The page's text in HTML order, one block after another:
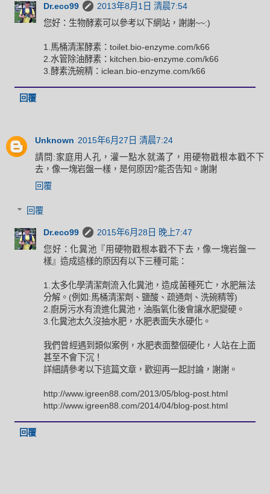
Dr.eco99
2013年8月1日 清晨7:54
您好：生物酵素可以參考以下網站，謝謝~~:)
1.馬桶清潔酵素：toilet.bio-enzyme.com/k66
2.水管除油酵素：kitchen.bio-enzyme.com/k66
3.酵素洗碗精：iclean.bio-enzyme.com/k66
回覆
Unknown 2015年6月27日 清晨7:24
請問:家庭用人孔，灌一點水就滿了，用硬物戳根本戳不下
去，像一塊岩盤一樣，是何原因?能否告知。謝謝
回覆
回覆
Dr.eco99
2015年6月28日 晚上7:47
您好：化糞池『用硬物戳根本戳不下去，像一塊岩盤一
樣』造成這樣的原因有以下三種可能：
1.太多化學清潔劑流入化糞池，造成菌種死亡，水肥無法
分解。(例如:馬桶清潔劑、鹽酸、疏通劑、洗碗精等)
2.廚房污水有流進化糞池，油脂氧化後會讓水肥變硬。
3.化糞池太久沒抽水肥，水肥表面失水硬化。
我們曾經遇到類似案例，水肥表面整個硬化，人站在上面
甚至不會下沉！
詳細請參考以下這篇文章，歡迎再一起討論，謝謝。
http://www.igreen88.com/2013/05/blog-post.html
http://www.igreen88.com/2014/04/blog-post.html
回覆